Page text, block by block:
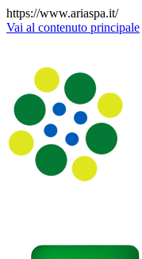
https://www.ariaspa.it/
Vai al contenuto principale